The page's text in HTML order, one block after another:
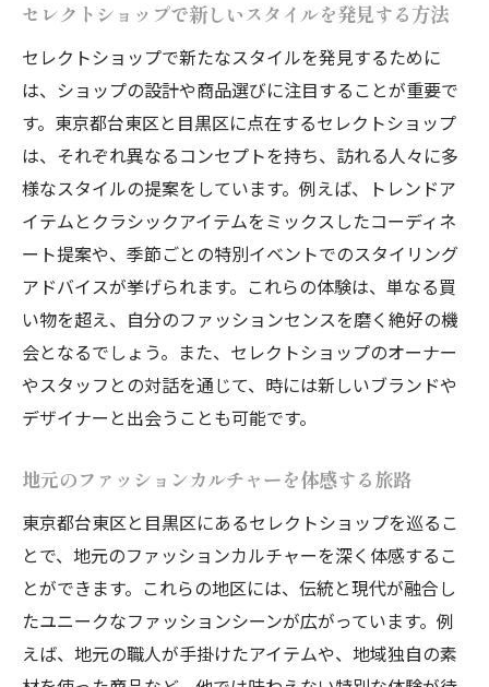
セレクトショップで新しいスタイルを発見する方法
セレクトショップで新たなスタイルを発見するために
は、ショップの設計や商品選びに注目することが重要で
す。東京都台東区と目黒区に点在するセレクトショップ
は、それぞれ異なるコンセプトを持ち、訪れる人々に多
様なスタイルの提案をしています。例えば、トレンドア
イテムとクラシックアイテムをミックスしたコーディネ
ート提案や、季節ごとの特別イベントでのスタイリング
アドバイスが挙げられます。これらの体験は、単なる買
い物を超え、自分のファッションセンスを磨く絶好の機
会となるでしょう。また、セレクトショップのオーナー
やスタッフとの対話を通じて、時には新しいブランドや
デザイナーと出会うことも可能です。
地元のファッションカルチャーを体感する旅路
東京都台東区と目黒区にあるセレクトショップを巡るこ
とで、地元のファッションカルチャーを深く体感するこ
とができます。これらの地区には、伝統と現代が融合し
たユニークなファッションシーンが広がっています。例
えば、地元の職人が手掛けたアイテムや、地域独自の素